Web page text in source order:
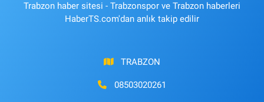
Trabzon haber sitesi - Trabzonspor ve Trabzon haberleri
HaberTS.com'dan anlık takip edilir
TRABZON
08503020261